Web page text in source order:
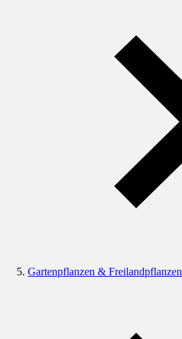
Gartenpflanzen & Freilandpflanzen